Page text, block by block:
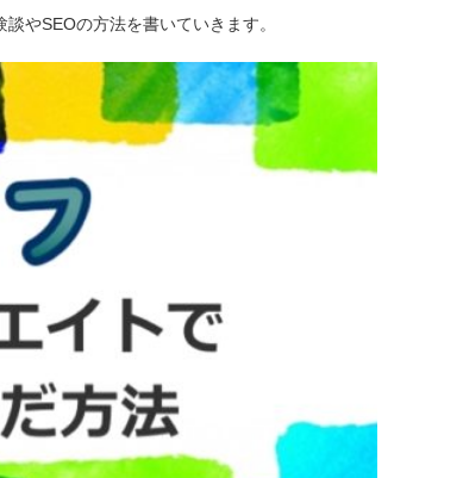
やSEOの方法を書いていきます。